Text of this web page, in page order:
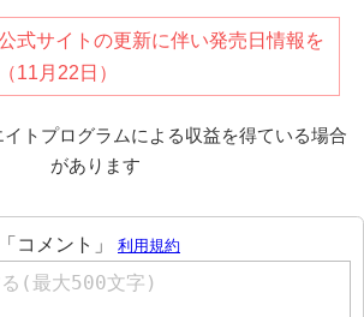
式サイトの更新に伴い発売日情報を
11月22日）
トプログラムによる収益を得ている場合
があります